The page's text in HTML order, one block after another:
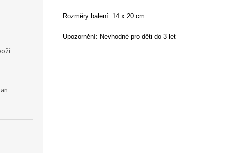
Rozměry balení: 14 x 20 cm
Upozornění: Nevhodné pro děti do 3 let